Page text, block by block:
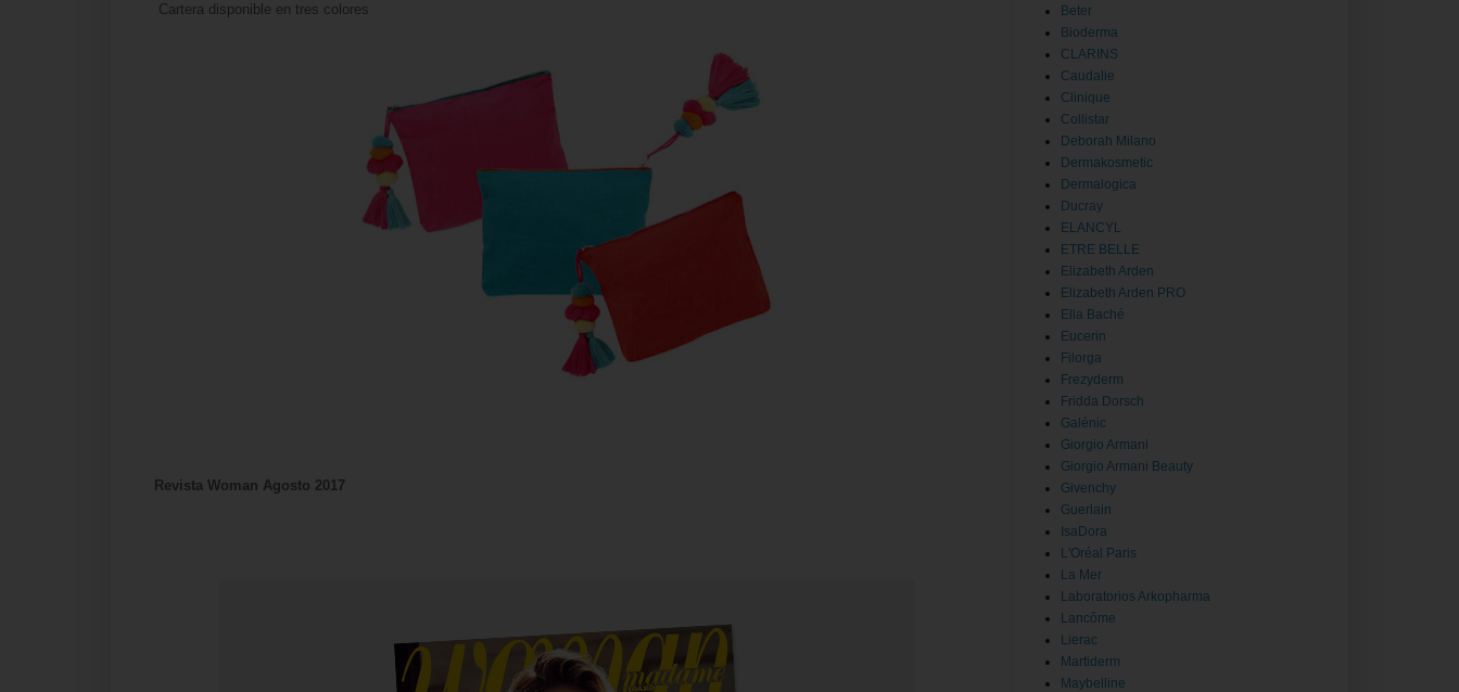
Cartera disponible en tres colores
Revista Woman Agosto 2017
Beter
Bioderma
CLARINS
Caudalie
Clinique
Collistar
Deborah Milano
Dermakosmetic
Dermalogica
Ducray
ELANCYL
ETRE BELLE
Elizabeth Arden
Elizabeth Arden PRO
Ella Baché
Eucerin
Filorga
Frezyderm
Fridda Dorsch
Galénic
Giorgio Armani
Giorgio Armani Beauty
Givenchy
Guerlain
IsaDora
L'Oréal Paris
La Mer
Laboratorios Arkopharma
Lancôme
Lierac
Martiderm
Maybelline